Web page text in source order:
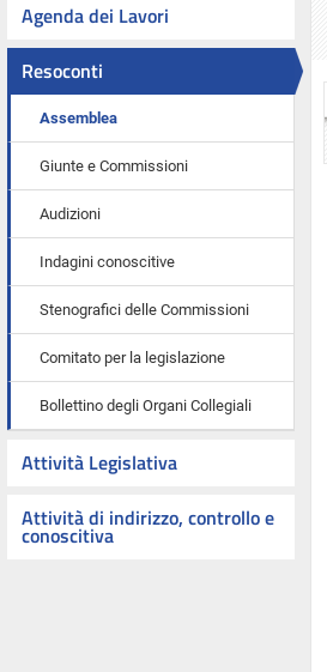
Agenda dei Lavori
Resoconti
Assemblea
Giunte e Commissioni
Audizioni
Indagini conoscitive
Stenografici delle Commissioni
Comitato per la legislazione
Bollettino degli Organi Collegiali
Attività Legislativa
Attività di indirizzo, controllo e
conoscitiva